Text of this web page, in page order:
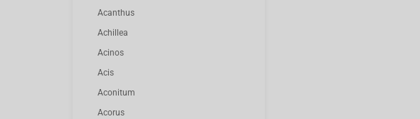
Acanthus
Achillea
Acinos
Acis
Aconitum
Acorus